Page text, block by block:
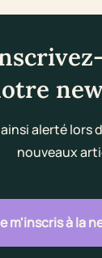
alerté lors
nouveaux
m'inscris à la